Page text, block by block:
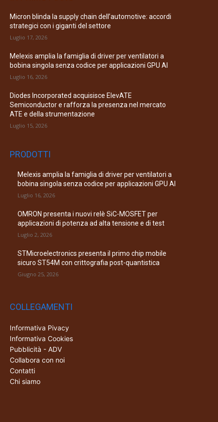
Micron blinda la supply chain dell’automotive: accordi
strategici con i giganti del settore
Luglio 17, 2026
Melexis amplia la famiglia di driver per ventilatori a
bobina singola senza codice per applicazioni GPU AI
Luglio 16, 2026
Diodes Incorporated acquisisce ElevATE
Semiconductor e rafforza la presenza nel mercato
ATE e della strumentazione
Luglio 15, 2026
PRODOTTI
Melexis amplia la famiglia di driver per ventilatori a
bobina singola senza codice per applicazioni GPU AI
Luglio 16, 2026
OMRON presenta i nuovi relè SiC-MOSFET per
applicazioni di potenza ad alta tensione e di test
Luglio 2, 2026
STMicroelectronics presenta il primo chip mobile
sicuro ST54M con crittografia post-quantistica
Giugno 25, 2026
COLLEGAMENTI
Informativa Pivacy
Informativa Cookies
Pubblicità - ADV
Collabora con noi
Contatti
Chi siamo